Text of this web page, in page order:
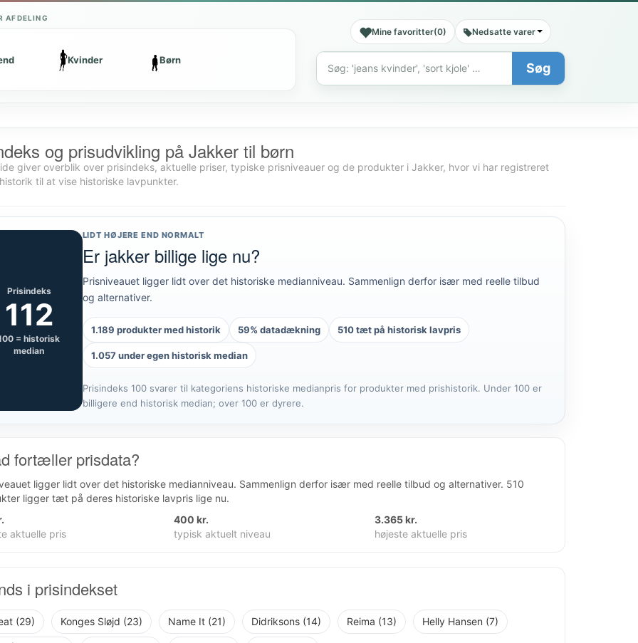
AFDELING
Kvinder Børn
Mine favoritter(0) Nedsatte varer
Søg
Søg
og prisudvikling på Jakker til børn
giver overblik over prisindeks, aktuelle priser, typiske prisniveauer og de produkter i Jakker, hvor vi har registreret
til at vise historiske lavpunkter.
Prisindeks
112
= historisk
median
LIDT HØJERE END NORMALT
Er jakker billige lige nu?
Prisniveauet ligger lidt over det historiske medianniveau. Sammenlign derfor især med reelle tilbud
og alternativer.
1.189 produkter med historik 59% datadækning 510 tæt på historisk lavpris
1.057 under egen historisk median
Prisindeks 100 svarer til kategoriens historiske medianpris for produkter med prishistorik. Under 100 er
billigere end historisk median; over 100 er dyrere.
fortæller prisdata?
ligger lidt over det historiske medianniveau. Sammenlign derfor især med reelle tilbud og alternativer. 510
ligger tæt på deres historiske lavpris lige nu.
aktuelle pris
400 kr.
typisk aktuelt niveau
3.365 kr.
højeste aktuelle pris
i prisindekset
(29) Konges Sløjd (23) Name It (21) Didriksons (14) Reima (13) Helly Hansen (7)